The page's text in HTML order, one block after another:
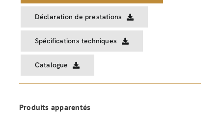
Déclaration de prestations
Spécifications techniques
Catalogue
Produits apparentés